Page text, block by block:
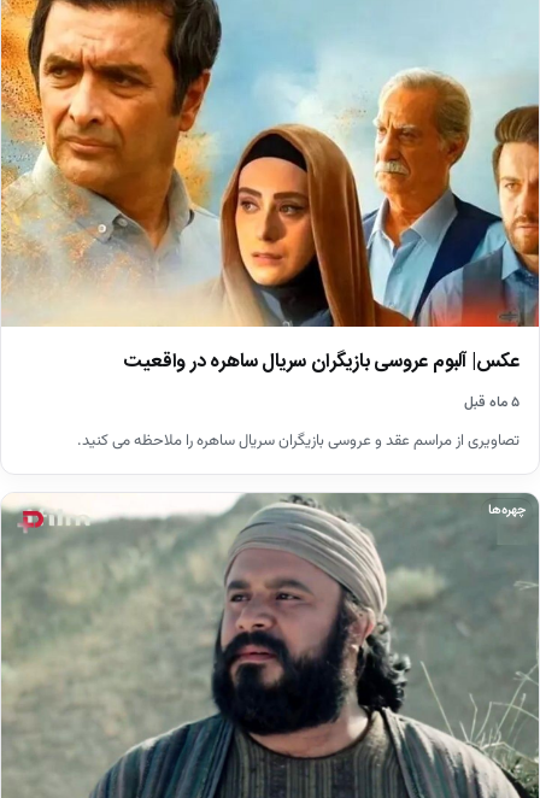
عکس| آلبوم عروسی بازیگران سریال ساهره در واقعیت
۵ ماه قبل
تصاویری از مراسم عقد و عروسی بازیگران سریال ساهره را ملاحظه می کنید.
چهره‌ها